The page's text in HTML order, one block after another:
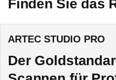
Finden Sie das
ARTEC STUDIO PRO
Der